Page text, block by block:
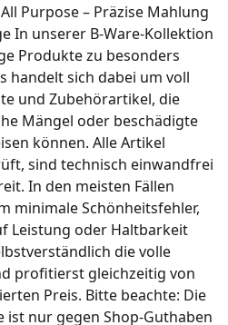
Purpose – Präzise Mahlung
In unserer B-Ware-Kollektion
Produkte zu besonders
handelt sich dabei um voll
und Zubehörartikel, die
Mängel oder beschädigte
können. Alle Artikel
sind technisch einwandfrei
In den meisten Fällen
minimale Schönheitsfehler,
Leistung oder Haltbarkeit
die volle
profitierst gleichzeitig von
Preis. Bitte beachte: Die
ist nur gegen Shop-Guthaben